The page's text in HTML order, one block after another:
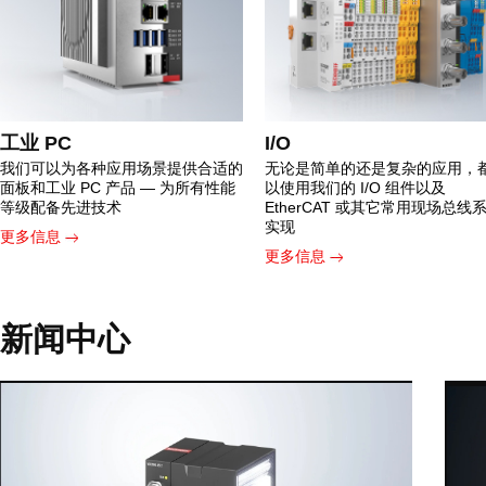
工业 PC
我们可以为各种应用场景提供合适的
面板和工业 PC 产品 — 为所有性能
等级配备先进技术
更多信息
I/O
无论是简单的还是复杂的应用，
以使用我们的 I/O 组件以及
EtherCAT 或其它常用现场总线
实现
更多信息
新闻中心